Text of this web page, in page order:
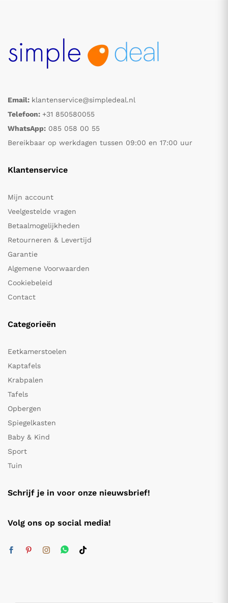
Email: klantenservice@simpledeal.nl
Telefoon: +31 850580055
WhatsApp: 085 058 00 55
Bereikbaar op werkdagen tussen 09:00 en 17:00 uur
Klantenservice
Mijn account
Veelgestelde vragen
Betaalmogelijkheden
Retourneren & Levertijd
Garantie
Algemene Voorwaarden
Cookiebeleid
Contact
Categorieën
Eetkamerstoelen
Kaptafels
Krabpalen
Tafels
Opbergen
Spiegelkasten
Baby & Kind
Sport
Tuin
Schrijf je in voor onze nieuwsbrief!
Volg ons op social media!